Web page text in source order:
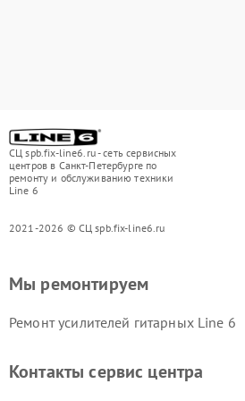
СЦ spb.fix-line6.ru - сеть сервисных
центров в Санкт-Петербурге по
ремонту и обслуживанию техники
Line 6
2021-2026 © СЦ spb.fix-line6.ru
Мы ремонтируем
Ремонт усилителей гитарных Line 6
Контакты сервис центра